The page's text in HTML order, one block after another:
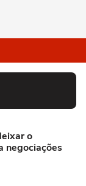
o
negociações